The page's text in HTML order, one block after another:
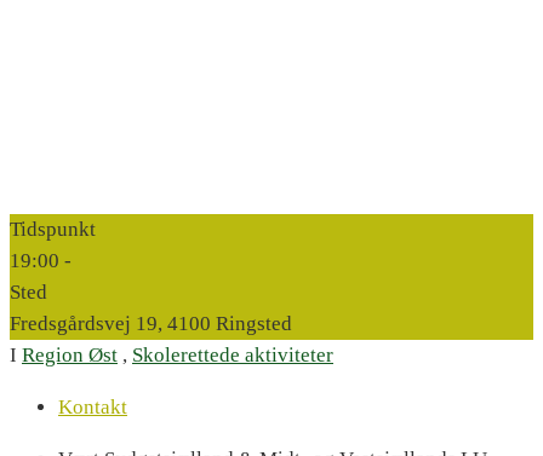
Tidspunkt
19:00 -
Sted
Fredsgårdsvej 19, 4100 Ringsted
I Region Øst , Skolerettede aktiviteter
Kontakt